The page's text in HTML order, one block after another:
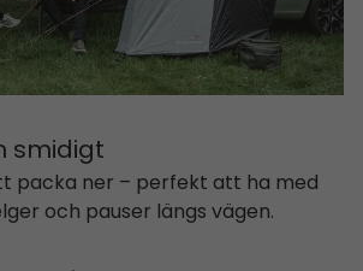
smidigt
packa ner – perfekt att ha med
och pauser längs vägen.